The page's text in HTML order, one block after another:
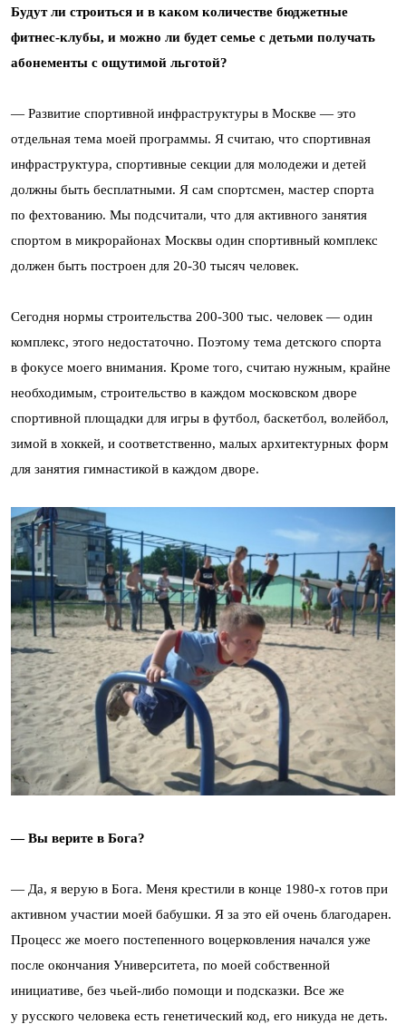
Будут ли строиться и в каком количестве бюджетные
фитнес-клубы, и можно ли будет семье с детьми получать
абонементы с ощутимой льготой?
— Развитие спортивной инфраструктуры в Москве — это
отдельная тема моей программы. Я считаю, что спортивная
инфраструктура, спортивные секции для молодежи и детей
должны быть бесплатными. Я сам спортсмен, мастер спорта
по фехтованию. Мы подсчитали, что для активного занятия
спортом в микрорайонах Москвы один спортивный комплекс
должен быть построен для 20-30 тысяч человек.
Сегодня нормы строительства 200-300 тыс. человек — один
комплекс, этого недостаточно. Поэтому тема детского спорта
в фокусе моего внимания. Кроме того, считаю нужным, крайне
необходимым, строительство в каждом московском дворе
спортивной площадки для игры в футбол, баскетбол, волейбол,
зимой в хоккей, и соответственно, малых архитектурных форм
для занятия гимнастикой в каждом дворе.
— Вы верите в Бога?
— Да, я верую в Бога. Меня крестили в конце 1980-х готов при
активном участии моей бабушки. Я за это ей очень благодарен.
Процесс же моего постепенного воцерковления начался уже
после окончания Университета, по моей собственной
инициативе, без чьей-либо помощи и подсказки. Все же
у русского человека есть генетический код, его никуда не деть.